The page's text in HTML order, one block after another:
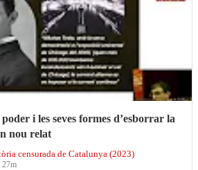
i les seves formes d’esborrar la
nou relat
censurada de Catalunya (2023)
27m